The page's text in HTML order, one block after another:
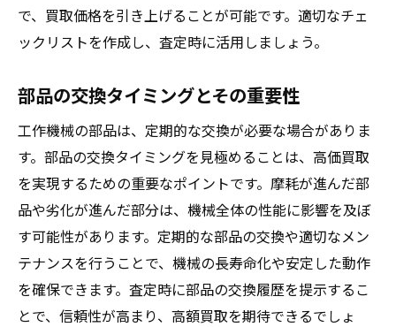
最低限押さえておくべきメンテポイント
機械の寿命を延ばすためのコツ
効率的なメンテナンススケジュールの立て
方
買取業者との交渉術高価買取を引き出す方法
交渉前に準備すべき情報と資料
効果的な交渉の進め方
交渉の際に押さえておくべきポイント
買取価格アップのための交渉術
失敗しない交渉のテクニック
で、買取価格を引き上げることが可能です。適切なチェ
ックリストを作成し、査定時に活用しましょう。
部品の交換タイミングとその重要性
工作機械の部品は、定期的な交換が必要な場合がありま
す。部品の交換タイミングを見極めることは、高価買取
を実現するための重要なポイントです。摩耗が進んだ部
品や劣化が進んだ部分は、機械全体の性能に影響を及ぼ
す可能性があります。定期的な部品の交換や適切なメン
テナンスを行うことで、機械の長寿命化や安定した動作
を確保できます。査定時に部品の交換履歴を提示するこ
とで、信頼性が高まり、高額買取を期待できるでしょ